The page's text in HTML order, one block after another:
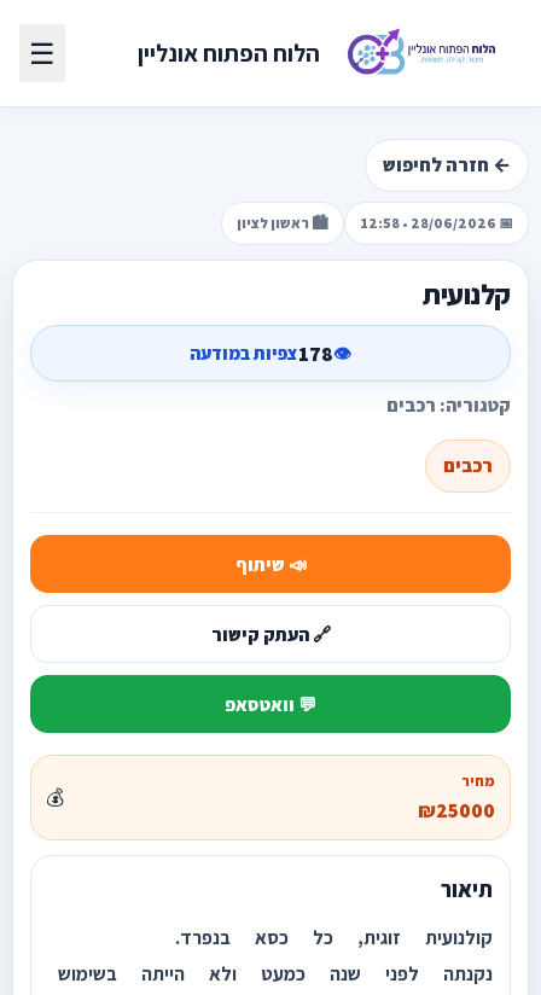
הלוח הפתוח אונליין ☰
← חזרה לחיפוש
📅 28/06/2026 • 12:58 🏙️ ראשון לציון
קלנועית
👁️
178צפיות במודעה
קטגוריה: רכבים
רכבים
📣 שיתוף
🔗 העתק קישור
💬 וואטסאפ
מחיר
₪25000
💰
תיאור
קולנועית זוגית, כל כסא בנפרד.
נקנתה לפני שנה כמעט ולא הייתה בשימוש